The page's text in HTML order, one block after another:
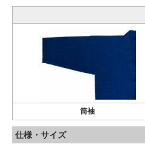
筒袖
仕様・サイズ